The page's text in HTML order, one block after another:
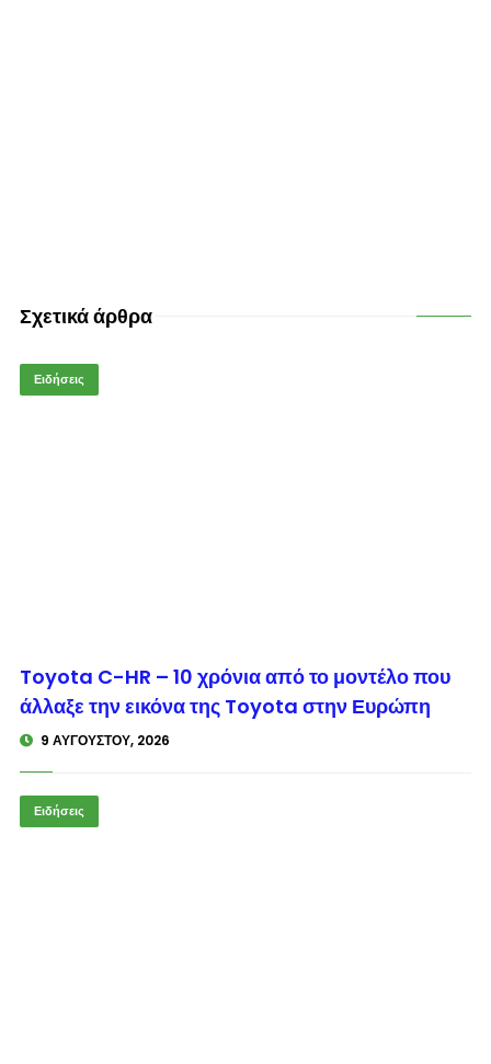
Σχετικά άρθρα
Ειδήσεις
© enkinisi.gr
Toyota C-HR – 10 χρόνια από το μοντέλο που
άλλαξε την εικόνα της Toyota στην Ευρώπη
9 ΑΥΓΟΎΣΤΟΥ, 2026
Ειδήσεις